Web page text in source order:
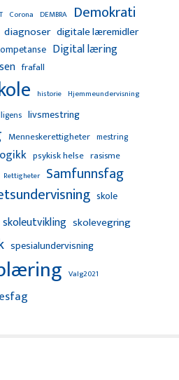
Corona DEMBRA Demokrati
diagnoser digitale læremidler
Digital læring
frafall
historie Hjemmeundervisning
livsmestring
Menneskerettigheter mestring
psykisk helse rasisme
Rettigheter Samfunnsfag
skole
skoleutvikling skolevegring
spesialundervisning
Valg2021